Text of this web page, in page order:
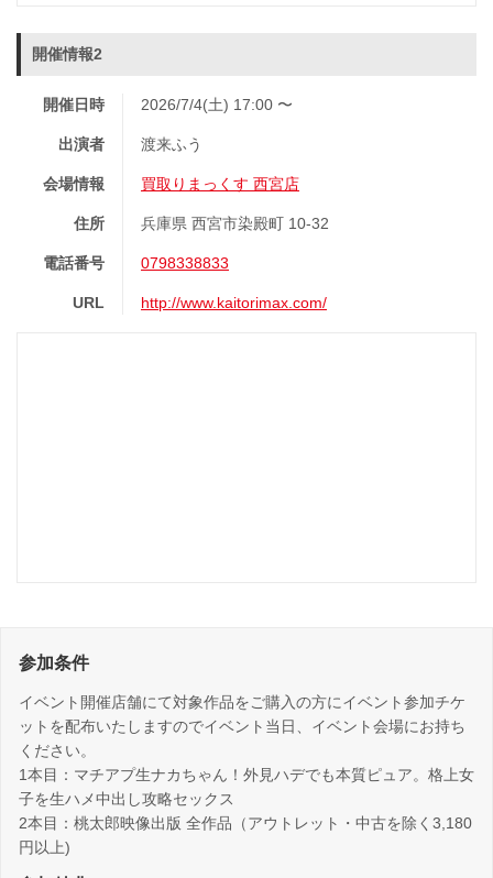
開催情報2
開催日時 2026/7/4(土) 17:00 〜
出演者 渡来ふう
会場情報 買取りまっくす 西宮店
住所 兵庫県 西宮市染殿町 10-32
電話番号 0798338833
URL http://www.kaitorimax.com/
参加条件
イベント開催店舗にて対象作品をご購入の方にイベント参加チケ
ットを配布いたしますのでイベント当日、イベント会場にお持ち
ください。
1本目：マチアプ生ナカちゃん！外見ハデでも本質ピュア。格上女
子を生ハメ中出し攻略セックス
2本目：桃太郎映像出版 全作品（アウトレット・中古を除く3,180
円以上)